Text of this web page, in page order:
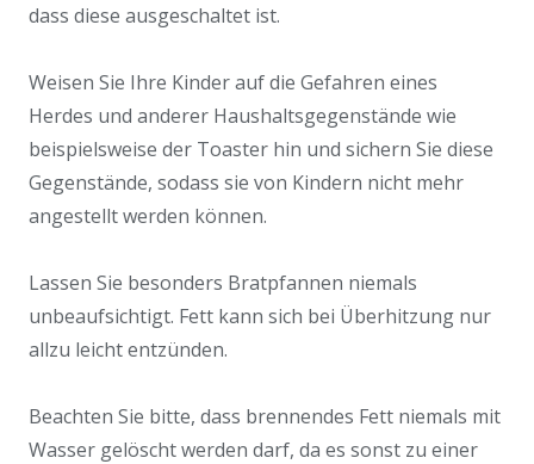
dass diese ausgeschaltet ist.
Weisen Sie Ihre Kinder auf die Gefahren eines
Herdes und anderer Haushaltsgegenstände wie
beispielsweise der Toaster hin und sichern Sie diese
Gegenstände, sodass sie von Kindern nicht mehr
angestellt werden können.
Lassen Sie besonders Bratpfannen niemals
unbeaufsichtigt. Fett kann sich bei Überhitzung nur
allzu leicht entzünden.
Beachten Sie bitte, dass brennendes Fett niemals mit
Wasser gelöscht werden darf, da es sonst zu einer